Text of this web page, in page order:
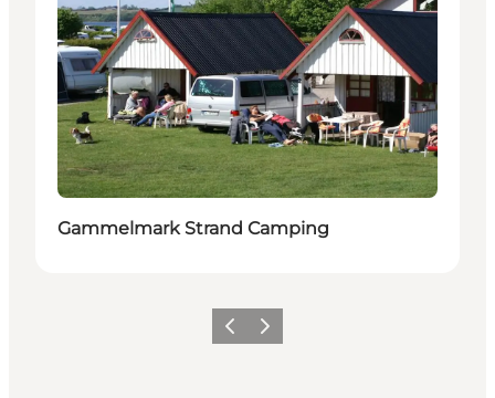
Gammelmark Strand Camping
ZurückWeiter